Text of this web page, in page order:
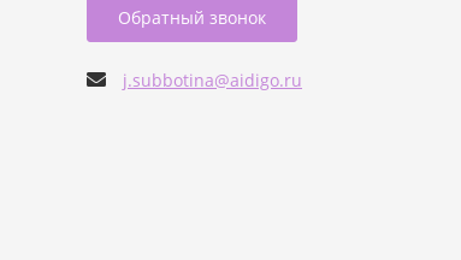
Обратный звонок
j.subbotina@aidigo.ru